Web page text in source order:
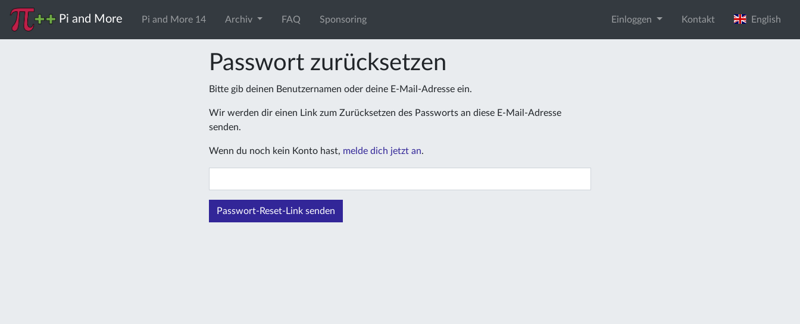
Pi and More Pi and More 14 Archiv FAQ Sponsoring Einloggen Kontakt English
Passwort zurücksetzen
Bitte gib deinen Benutzernamen oder deine E-Mail-Adresse ein.
Wir werden dir einen Link zum Zurücksetzen des Passworts an diese E-Mail-Adresse
senden.
Wenn du noch kein Konto hast, melde dich jetzt an.